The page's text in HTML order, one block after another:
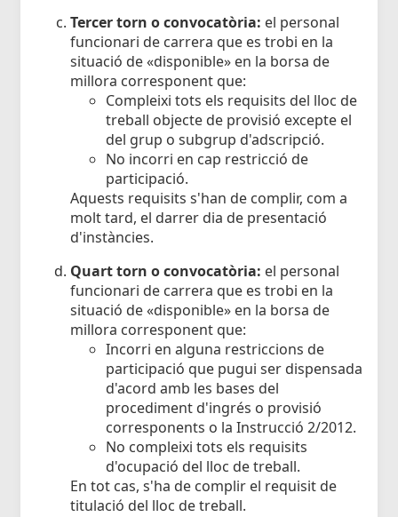
Tercer torn o convocatòria: el personal
funcionari de carrera que es trobi en la
situació de «disponible» en la borsa de
millora corresponent que:
Compleixi tots els requisits del lloc de
treball objecte de provisió excepte el
del grup o subgrup d'adscripció.
No incorri en cap restricció de
participació.
Aquests requisits s'han de complir, com a
molt tard, el darrer dia de presentació
d'instàncies.
Quart torn o convocatòria: el personal
funcionari de carrera que es trobi en la
situació de «disponible» en la borsa de
millora corresponent que:
Incorri en alguna restriccions de
participació que pugui ser dispensada
d'acord amb les bases del
procediment d'ingrés o provisió
corresponents o la Instrucció 2/2012.
No compleixi tots els requisits
d'ocupació del lloc de treball.
En tot cas, s'ha de complir el requisit de
titulació del lloc de treball.